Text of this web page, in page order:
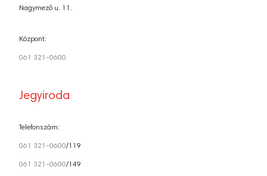
Nagymező u. 11.
Központ:
061 321-0600
Jegyiroda
Telefonszám:
061 321-0600/119
061 321-0600/149